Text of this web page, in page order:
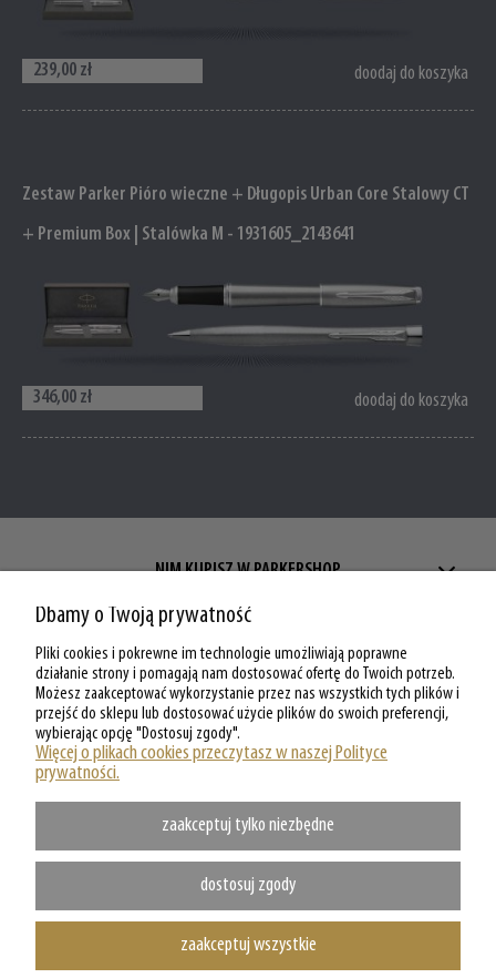
239,00 zł doodaj do koszyka
Zestaw Parker Pióro wieczne + Długopis Urban Core Stalowy CT
+ Premium Box | Stalówka M - 1931605_2143641
346,00 zł doodaj do koszyka
NIM KUPISZ W PARKERSHOP
ZAKUPY W PARKERSHOP
MOJE KONTO W PARKERSHOP
O PARKERSHOP
Dbamy o Twoją prywatność
Pliki cookies i pokrewne im technologie umożliwiają poprawne
działanie strony i pomagają nam dostosować ofertę do Twoich potrzeb.
Możesz zaakceptować wykorzystanie przez nas wszystkich tych plików i
przejść do sklepu lub dostosować użycie plików do swoich preferencji,
wybierając opcję "Dostosuj zgody".
Więcej o plikach cookies przeczytasz w naszej Polityce
prywatności.
zaakceptuj tylko niezbędne
dostosuj zgody
zaakceptuj wszystkie